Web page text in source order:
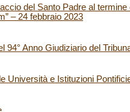
del Santo Padre al
– 24 febbraio 2023
94° Anno Giudiziario del
Università e Istituzioni